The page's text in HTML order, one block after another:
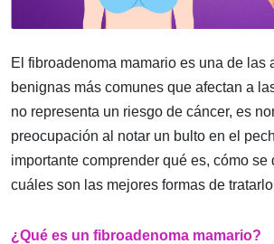
El fibroadenoma mamario es una de las
benignas más comunes que afectan a
no representa un riesgo de cáncer, es
preocupación al notar un bulto en el
importante comprender qué es, cómo se
cuáles son las mejores formas de
¿Qué es un fibroadenoma mamario?